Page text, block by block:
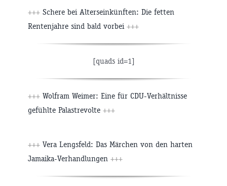
+++ Schere bei Alterseinkünften: Die fetten
Rentenjahre sind bald vorbei +++
[quads id=1]
+++ Wolfram Weimer: Eine für CDU-Verhältnisse
gefühlte Palastrevolte +++
+++ Vera Lengsfeld: Das Märchen von den harten
Jamaika-Verhandlungen +++